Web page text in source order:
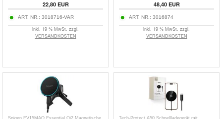
22,80EUR
ART. NR.: 3018716-VAR
inkl. 19 % MwSt. zzgl.
VERSANDKOSTEN
48,40EUR
ART. NR.: 3016874
inkl. 19 % MwSt. zzgl.
VERSANDKOSTEN
Spigen EV15MAQ Essential Qi2 Magnetische
Tech-Protect A50 Schnellladegerät mit